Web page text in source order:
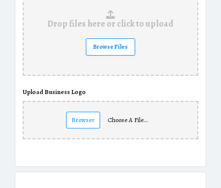
Drop files here or click to upload
Browse Files
Upload Business Logo
Browser Choose A File…